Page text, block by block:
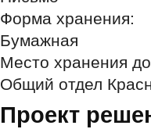
Форма хранения:
Бумажная
Место хранения
Общий отдел
Проект